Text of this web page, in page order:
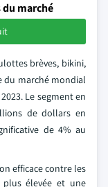
du marché
brèves, bikini,
du marché mondial
Le segment en
de dollars en
de 4% au
efficace contre les
élevée et une